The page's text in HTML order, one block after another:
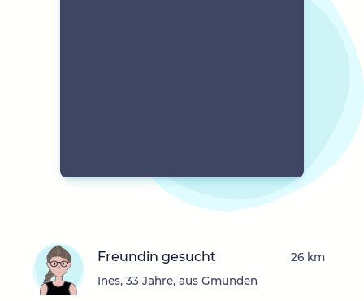
Freundin gesucht
Ines, 33 Jahre, aus Gmunden
26 km